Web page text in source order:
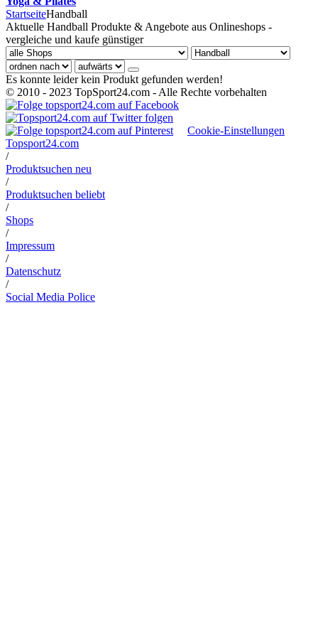
StartseiteHandball
Aktuelle Handball Produkte & Angebote aus Onlineshops -
vergleiche und kaufe günstiger
Es konnte leider kein Produkt gefunden werden!
© 2010 - 2023 TopSport24.com - Alle Rechte vorbehalten
Cookie-Einstellungen
Topsport24.com
/
Produktsuchen neu
/
Produktsuchen beliebt
/
Shops
/
Impressum
/
Datenschutz
/
Social Media Police